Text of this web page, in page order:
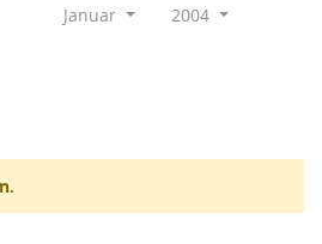
Januar
2004